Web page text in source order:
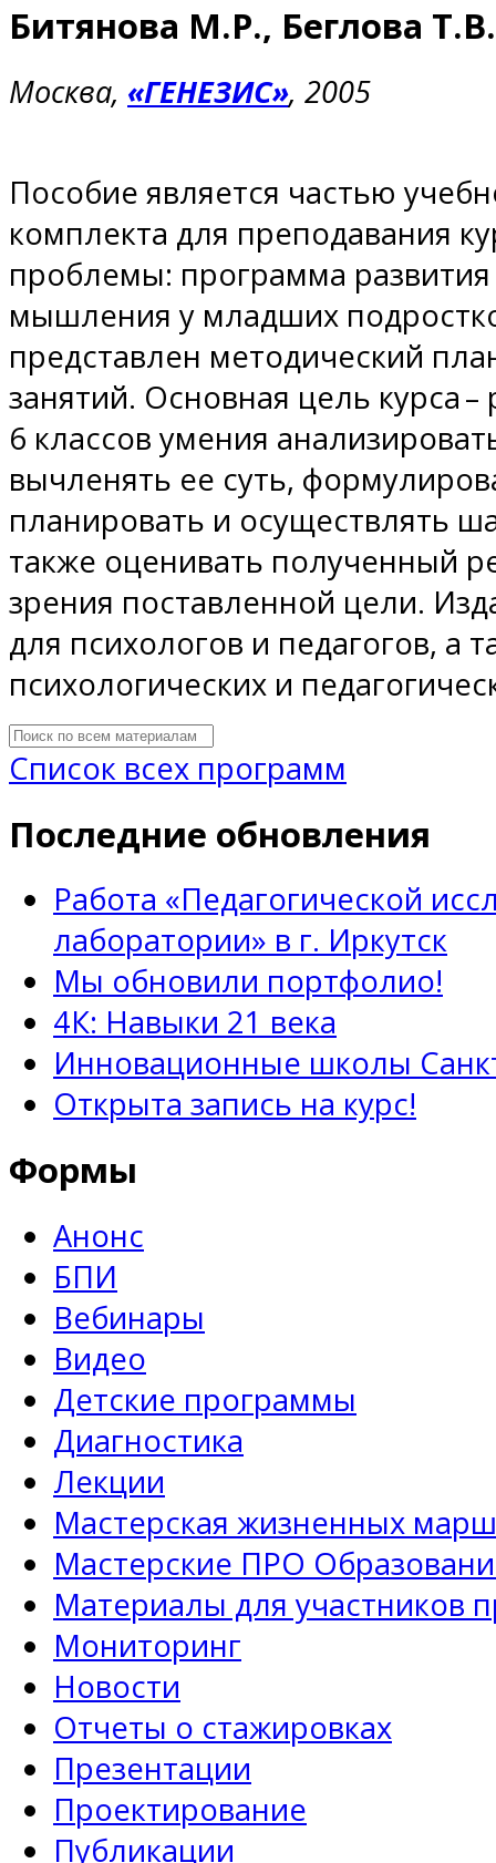
Битянова М.Р., Беглова Т.В.
Москва, «ГЕНЕЗИС», 2005
Пособие является частью
комплекта для преподавания
проблемы: программа
мышления у младших
представлен методический
занятий. Основная цель курса –
6 классов умения
вычленять ее суть,
планировать и осуществлять
также оценивать полученный
зрения поставленной цели.
для психологов и педагогов, а
психологических и
Список всех программ
Последние обновления
Работа «Педагогической
лаборатории» в г. Иркутск
Мы обновили портфолио!
4К: Навыки 21 века
Инновационные школы
Открыта запись на курс!
Формы
Анонс
БПИ
Вебинары
Видео
Детские программы
Диагностика
Лекции
Мастерская жизненных
Мастерские ПРО
Материалы для участников
Мониторинг
Новости
Отчеты о стажировках
Презентации
Проектирование
Публикации